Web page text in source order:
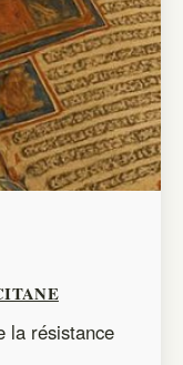
la résistance